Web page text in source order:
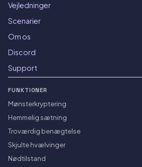
Vejledninger
Scenarier
Om os
Discord
Support
FUNKTIONER
Mønsterkryptering
Hemmelig sætning
Troværdig benægtelse
Skjulte hvælvinger
Nødtilstand